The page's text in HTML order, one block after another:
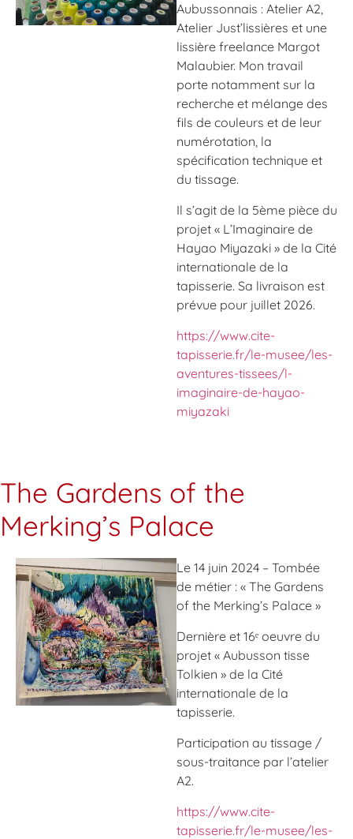
Aubussonnais : Atelier A2,
Atelier Just’lissières et une
lissière freelance Margot
Malaubier. Mon travail
porte notamment sur la
recherche et mélange des
fils de couleurs et de leur
numérotation, la
spécification technique et
du tissage.
Il s’agit de la 5ème pièce du
projet « L’Imaginaire de
Hayao Miyazaki » de la Cité
internationale de la
tapisserie. Sa livraison est
prévue pour juillet 2026.
https://www.cite-
tapisserie.fr/le-musee/les-
aventures-tissees/l-
imaginaire-de-hayao-
miyazaki
The Gardens of the
Merking’s Palace
Le 14 juin 2024 – Tombée
de métier : « The Gardens
of the Merking’s Palace »
Dernière et 16ᵉ oeuvre du
projet « Aubusson tisse
Tolkien » de la Cité
internationale de la
tapisserie.
Participation au tissage /
sous-traitance par l’atelier
A2.
https://www.cite-
tapisserie.fr/le-musee/les-